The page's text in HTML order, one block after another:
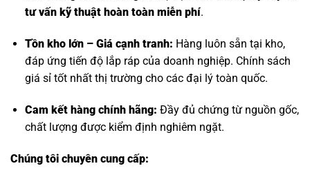
tư vấn kỹ thuật hoàn toàn miễn phí.
Tồn kho lớn – Giá cạnh tranh: Hàng luôn sẵn tại kho,
đáp ứng tiến độ lắp ráp của doanh nghiệp. Chính sách
giá sỉ tốt nhất thị trường cho các đại lý toàn quốc.
Cam kết hàng chính hãng: Đầy đủ chứng từ nguồn gốc,
chất lượng được kiểm định nghiêm ngặt.
Chúng tôi chuyên cung cấp: